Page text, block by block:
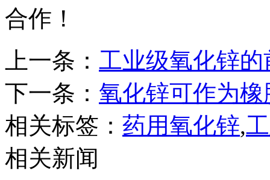
合作！
上一条： 工业级氧化锌
下一条： 氧化锌可作为
相关标签： 药用氧化锌,
相关新闻